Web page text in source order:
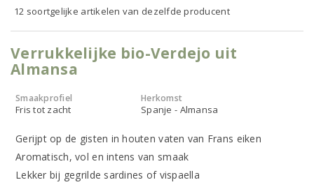
12 soortgelijke artikelen van dezelfde producent
Verrukkelijke bio-Verdejo uit
Almansa
Smaakprofiel
Fris tot zacht
Herkomst
Spanje - Almansa
Gerijpt op de gisten in houten vaten van Frans eiken
Aromatisch, vol en intens van smaak
Lekker bij gegrilde sardines of vispaella